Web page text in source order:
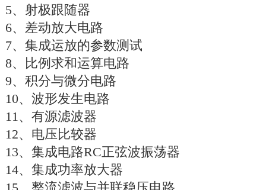
5、射极跟随器
6、差动放大电路
7、集成运放的参数测试
8、比例求和运算电路
9、积分与微分电路
10、波形发生电路
11、有源滤波器
12、电压比较器
13、集成电路RC正弦波振荡器
14、集成功率放大器